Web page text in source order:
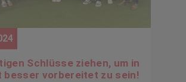
Schlüsse ziehen, um in
besser vorbereitet zu sein!